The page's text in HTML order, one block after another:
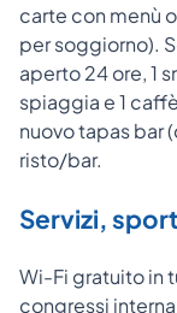
carte con menù
per soggiorno).
aperto 24 ore, 1
spiaggia e 1
nuovo tapas bar
risto/bar.
Servizi,
Wi-Fi gratuito in
congressi